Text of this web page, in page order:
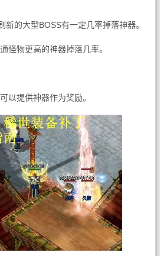
新的大型BOSS有一定几率掉落神器。
怪物更高的神器掉落几率。
以提供神器作为奖励。